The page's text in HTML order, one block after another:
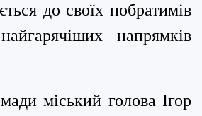
до своїх побратимів
напрямків
міський голова Ігор